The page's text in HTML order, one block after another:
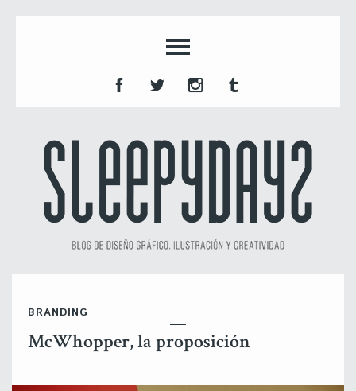
BRANDING
McWhopper, la proposición